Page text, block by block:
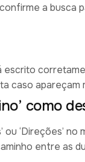
a busca
escrito
caso apareçam
como
‘Direções’
entre as